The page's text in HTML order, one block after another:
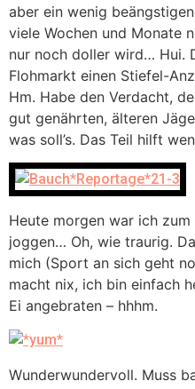
aber ein wenig
viele Wochen und Monate
nur noch doller wird… Hui.
Flohmarkt einen Stiefel-
Hm. Habe den Verdacht,
gut genährten, älteren
was soll’s. Das Teil hilft
Heute morgen war ich
joggen… Oh, wie traurig.
mich (Sport an sich geht
macht nix, ich bin einfach
Ei angebraten – hhhm.
Wunderwundervoll. Muss